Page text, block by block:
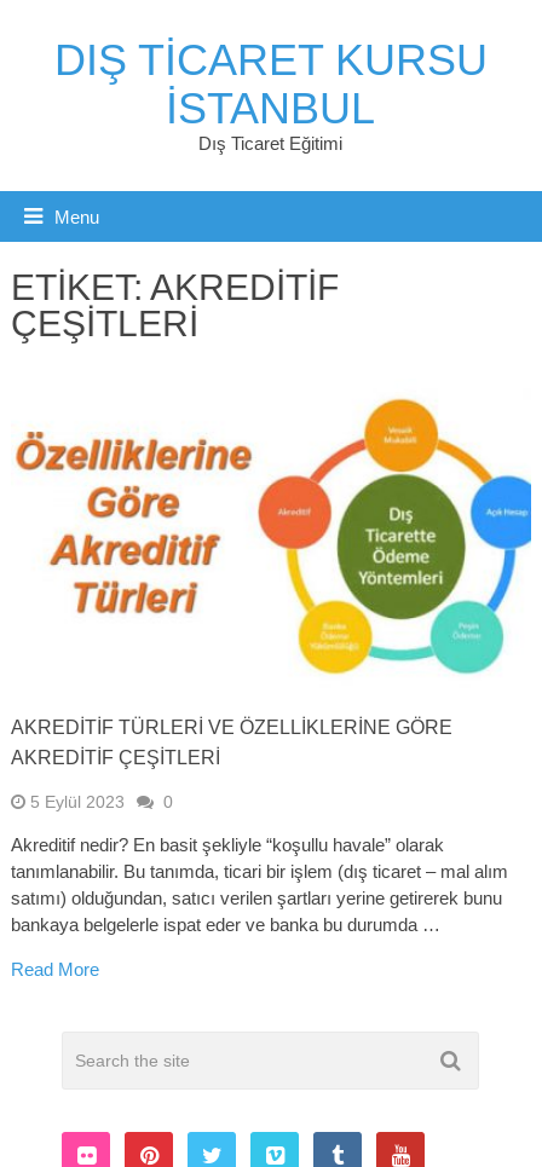
DIŞ TICARET KURSU
İSTANBUL
Dış Ticaret Eğitimi
Menu
ETIKET: AKREDITIF
ÇEŞITLERI
AKREDITIF TÜRLERI VE ÖZELLIKLERINE GÖRE
AKREDITIF ÇEŞITLERI
5 Eylül 2023 0
Akreditif nedir? En basit şekliyle “koşullu havale” olarak
tanımlanabilir. Bu tanımda, ticari bir işlem (dış ticaret – mal alım
satımı) olduğundan, satıcı verilen şartları yerine getirerek bunu
bankaya belgelerle ispat eder ve banka bu durumda …
Read More